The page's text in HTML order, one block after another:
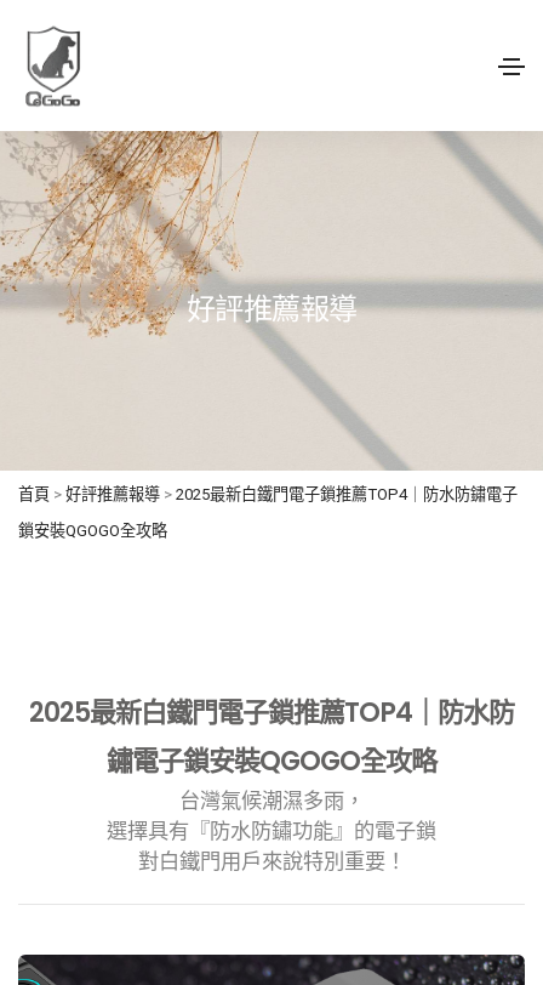
好評推薦報導
首頁 > 好評推薦報導 > 2025最新白鐵門電子鎖推薦TOP4｜防水防鏽電子
鎖安裝QGOGO全攻略
2025最新白鐵門電子鎖推薦TOP4｜防水防
鏽電子鎖安裝QGOGO全攻略
台灣氣候潮濕多雨，
選擇具有『防水防鏽功能』的電子鎖
對白鐵門用戶來說特別重要！